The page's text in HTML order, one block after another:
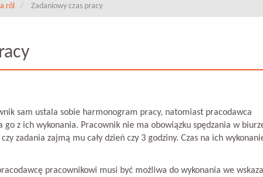
ról Zadaniowy czas pracy
sam ustala sobie harmonogram pracy, natomiast pracodawca
go z ich wykonania. Pracownik nie ma obowiązku spędzania w
zadania zajmą mu cały dzień czy 3 godziny. Czas na ich
pracownikowi musi być możliwa do wykonania we